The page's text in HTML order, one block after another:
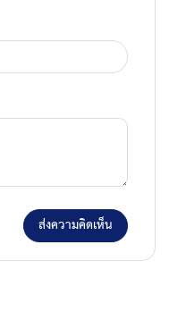
ส่งความคิดเห็น